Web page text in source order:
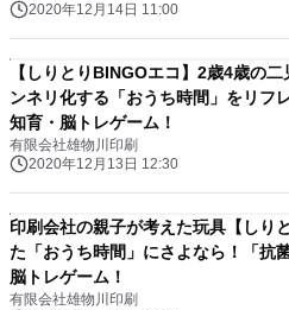
2020年12月14日 11:00
【しりとりBINGOエコ】2歳4歳の
ンネリ化する「おうち時間」をリフ
知育・脳トレゲーム！
有限会社雄物川印刷
2020年12月13日 12:30
印刷会社の親子が考えた玩具【しり
た「おうち時間」にさよなら！「抗
脳トレゲーム！
有限会社雄物川印刷